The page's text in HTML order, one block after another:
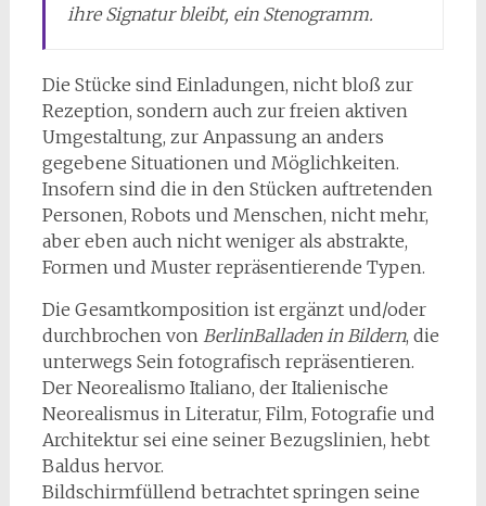
ihre Signatur bleibt, ein Stenogramm.
Die Stücke sind Einladungen, nicht bloß zur
Rezeption, sondern auch zur freien aktiven
Umgestaltung, zur Anpassung an anders
gegebene Situationen und Möglichkeiten.
Insofern sind die in den Stücken auftretenden
Personen, Robots und Menschen, nicht mehr,
aber eben auch nicht weniger als abstrakte,
Formen und Muster repräsentierende Typen.
Die Gesamtkomposition ist ergänzt und/oder
durchbrochen von BerlinBalladen in Bildern, die
unterwegs Sein fotografisch repräsentieren.
Der Neorealismo Italiano, der Italienische
Neorealismus in Literatur, Film, Fotografie und
Architektur sei eine seiner Bezugslinien, hebt
Baldus hervor.
Bildschirmfüllend betrachtet springen seine